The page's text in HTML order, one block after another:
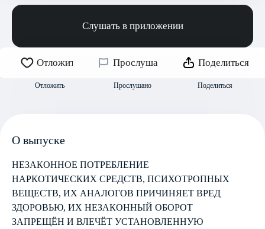
Слушать в приложении
Отложить
Отложить
Прослушано
Прослушано
Поделиться
Поделиться
О выпуске
НЕЗАКОННОЕ ПОТРЕБЛЕНИЕ
НАРКОТИЧЕСКИХ СРЕДСТВ, ПСИХОТРОПНЫХ
ВЕЩЕСТВ, ИХ АНАЛОГОВ ПРИЧИНЯЕТ ВРЕД
ЗДОРОВЬЮ, ИХ НЕЗАКОННЫЙ ОБОРОТ
ЗАПРЕЩЁН И ВЛЕЧЁТ УСТАНОВЛЕННУЮ